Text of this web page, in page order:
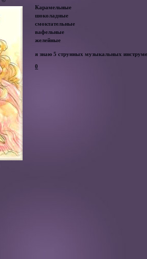
Карамельные
шоколадные
смоктательные
вафельные
желейные
я знаю 5 струнных музыкальных
0